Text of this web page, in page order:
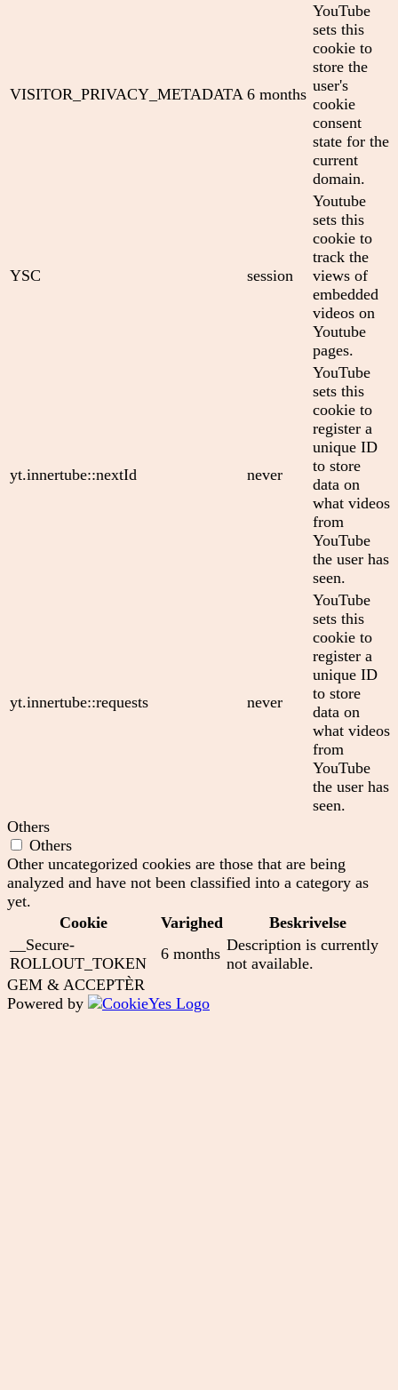
VISITOR_PRIVACY_METADATA 6 months
YouTube
sets this
cookie to
store the
user's
cookie
consent
state for the
current
domain.
YSC session
Youtube
sets this
cookie to
track the
views of
embedded
videos on
Youtube
pages.
yt.innertube::nextId never
YouTube
sets this
cookie to
register a
unique ID
to store
data on
what videos
from
YouTube
the user has
seen.
yt.innertube::requests never
YouTube
sets this
cookie to
register a
unique ID
to store
data on
what videos
from
YouTube
the user has
seen.
Others
Others
Other uncategorized cookies are those that are being
analyzed and have not been classified into a category as
yet.
Cookie
Varighed
Beskrivelse
__Secure-
ROLLOUT_TOKEN
6 months Description is currently
not available.
GEM & ACCEPTÈR
Powered by